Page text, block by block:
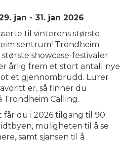
jan - 31. jan 2026
til vinterens største
sentrum! Trondheim
showcase-festivaler
årlig frem et stort antall nye
et gjennombrudd. Lurer
er, så finner du
Trondheim Calling.
du i 2026 tilgang til 90
muligheten til å se
samt sjansen til å